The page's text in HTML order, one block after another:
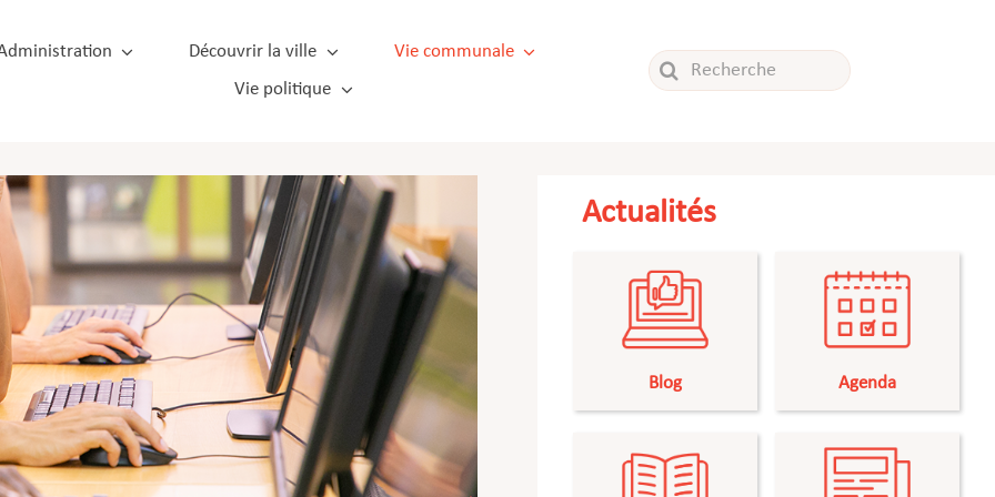
Découvrir la ville
Vie communale
Vie politique
Rechercher:
Actualités
Blog Agenda